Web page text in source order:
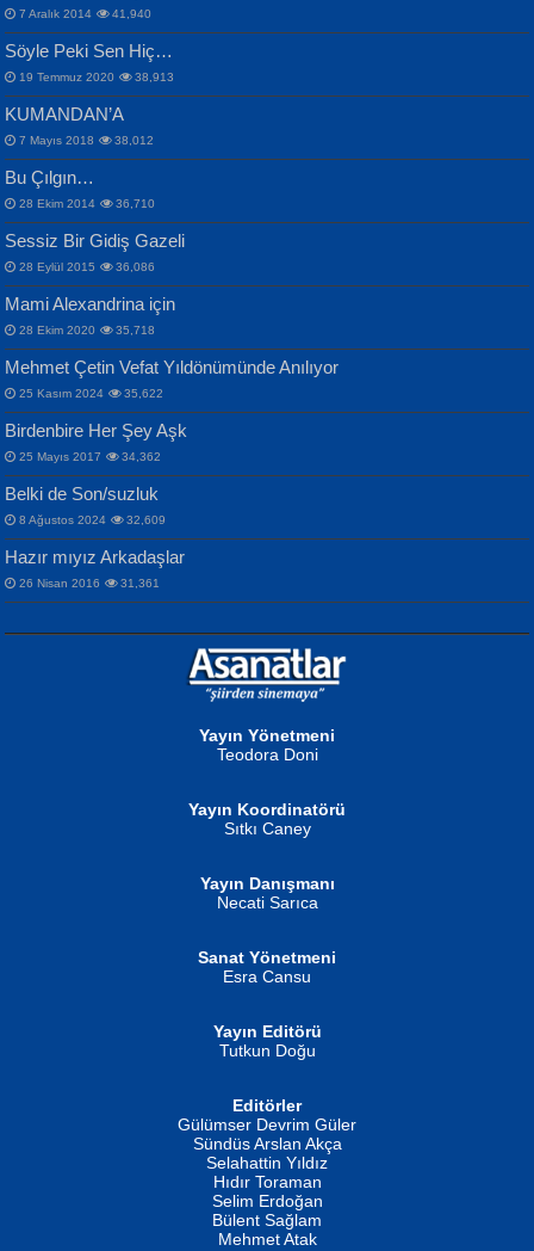
Samimiyet Nedir?...
İPEK ACAR SERT
Gazze’nin Şecaati, Ümmetin İmtihanı...
MAHMUT GÜRBÜZ
İbrahim Olmak ve Bitirebilmek...
NURAN KÖSE BAYDAR
İSMAİL OKUTAN
Erkeklerin Kahrolması Ne Demektir
Bülent Sağlam
Mescid-i Aksâ Üstüne Ay!...
Selahattin Yıldız
İdrakimle Üşürken...
Songül Özel
Mahzen...
Ben Deniz Değilim ki...
Evvel Zaman Tanrıçası...
ERDEM BAYAZIT
Sana, Bana, Vatanıma, Ülkemin
İnsanlarına Dair...
NAZIM HİKMET RAN
Bir Cezaevinde, Tecritteki Adamın
Mektupları...
7 Aralık 2014 41,940
Söyle Peki Sen Hiç…
19 Temmuz 2020 38,913
KUMANDAN’A
7 Mayıs 2018 38,012
Bu Çılgın…
28 Ekim 2014 36,710
Sessiz Bir Gidiş Gazeli
28 Eylül 2015 36,086
Mami Alexandrina için
28 Ekim 2020 35,718
Mehmet Çetin Vefat Yıldönümünde Anılıyor
25 Kasım 2024 35,622
Birdenbire Her Şey Aşk
25 Mayıs 2017 34,362
Belki de Son/suzluk
8 Ağustos 2024 32,609
Hazır mıyız Arkadaşlar
26 Nisan 2016 31,361
Yayın Yönetmeni
Teodora Doni
Yayın Koordinatörü
Sıtkı Caney
Yayın Danışmanı
Necati Sarıca
Sanat Yönetmeni
Esra Cansu
Yayın Editörü
Tutkun Doğu
Editörler
Gülümser Devrim Güler
Sündüs Arslan Akça
Selahattin Yıldız
Hıdır Toraman
Selim Erdoğan
Bülent Sağlam
Mehmet Atak